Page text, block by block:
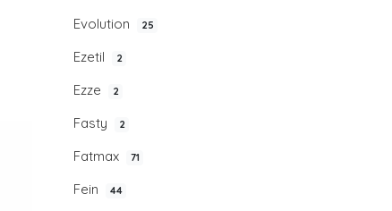
Evolution 25
Ezetil 2
Ezze 2
Fasty 2
Fatmax 71
Fein 44